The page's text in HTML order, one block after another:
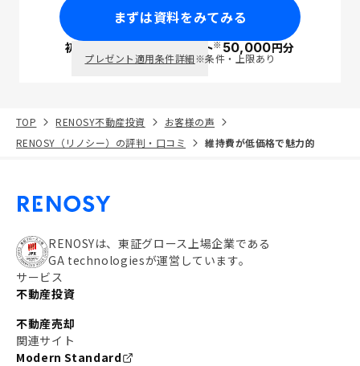
まずは資料をみてみる
初回面談で ポイント※50,000円分
プレゼント適用条件詳細※条件・上限あり
TOP RENOSY不動産投資
お客様の声
RENOSY（リノシー）の評判・口コミ
維持費が低価格で魅力的
RENOSYは、東証グロース上場企業である
GA technologiesが運営しています。
サービス
不動産投資
不動産売却
関連サイト
Modern Standard